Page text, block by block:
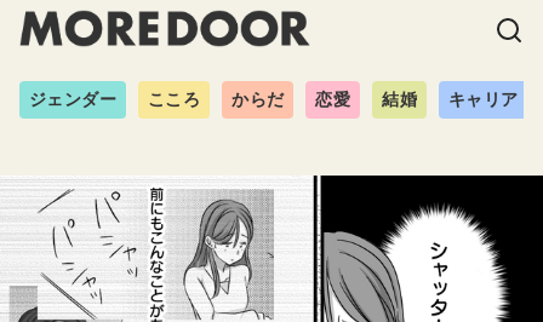
ジェンダー こころ からだ 恋愛 結婚 キャリア